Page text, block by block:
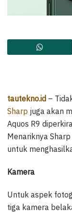
tautekno.id –
Sharp juga akan
Aquos R9
Menariknya
untuk
Kamera
Untuk aspek
tiga kamera